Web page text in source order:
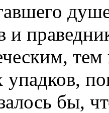
и
упадков,
бы,